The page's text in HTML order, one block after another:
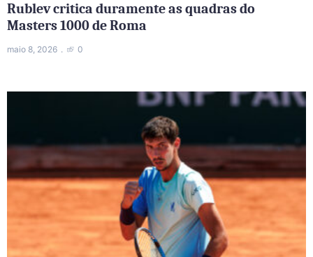
Rublev critica duramente as quadras do
Masters 1000 de Roma
maio 8, 2026 0